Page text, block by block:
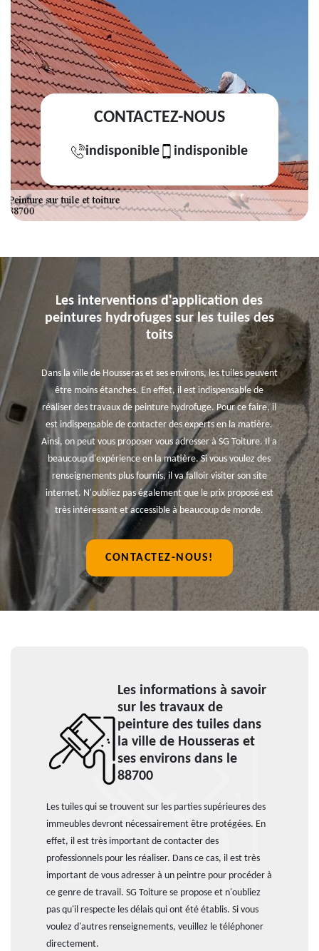
CONTACTEZ-NOUS
indisponible indisponible
Les interventions d'application des
peintures hydrofuges sur les tuiles des
toits
Dans la ville de Housseras et ses environs, les tuiles peuvent
être moins étanches. En effet, il est indispensable de
réaliser des travaux de peinture hydrofuge. Pour ce faire, il
est indispensable de contacter des experts en la matière.
Ainsi, on peut vous proposer vous adresser à SG Toiture. Il a
beaucoup d'expérience en la matière. Si vous voulez des
renseignements plus fournis, il va falloir visiter son site
internet. N'oubliez pas également que le prix proposé est
très intéressant et accessible à beaucoup de monde.
CONTACTEZ-NOUS!
Les informations à savoir
sur les travaux de
peinture des tuiles dans
la ville de Housseras et
ses environs dans le
88700
Les tuiles qui se trouvent sur les parties supérieures des
immeubles devront nécessairement être protégées. En
effet, il est très important de contacter des
professionnels pour les réaliser. Dans ce cas, il est très
important de vous adresser à un peintre pour procéder à
ce genre de travail. SG Toiture se propose et n'oubliez
pas qu'il respecte les délais qui ont été établis. Si vous
voulez d'autres renseignements, veuillez le téléphoner
directement.